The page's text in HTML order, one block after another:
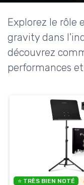
Explorez le rôle
gravity dans
découvrez
performances
⭐ TRÈS BIEN NOTÉ